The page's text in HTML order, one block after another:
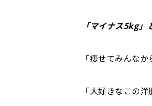
「マイナス5kg」
「痩せてみんな
「大好きなこの